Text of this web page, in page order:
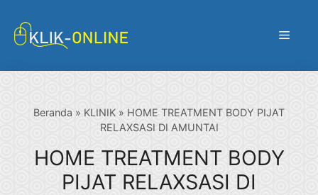
Menu
Beranda » KLINIK » HOME TREATMENT BODY PIJAT
RELAXSASI DI AMUNTAI
HOME TREATMENT BODY
PIJAT RELAXSASI DI